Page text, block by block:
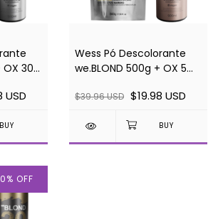
OX 30
USD
Wess Pó Descolorante
we.BLOND 500g + OX 5
$39.96 USD $19.98 USD
% OFF